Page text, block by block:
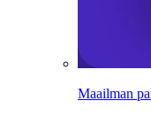
Maailman